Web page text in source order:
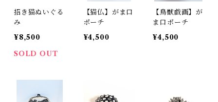
招き猫ぬいぐる
み
¥8,500
SOLD OUT
【猫仏】がま口
ポーチ
¥4,500
【鳥獣戯画】が
ま口ポーチ
¥4,500